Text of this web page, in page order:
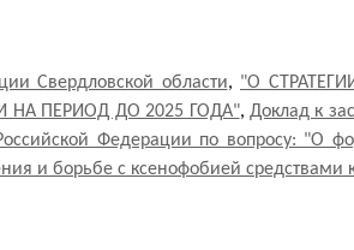
Свердловской области, "О
НА ПЕРИОД ДО 2025 ГОДА",Доклад к
Федерации по вопросу: "О
и борьбе с ксенофобией средствами